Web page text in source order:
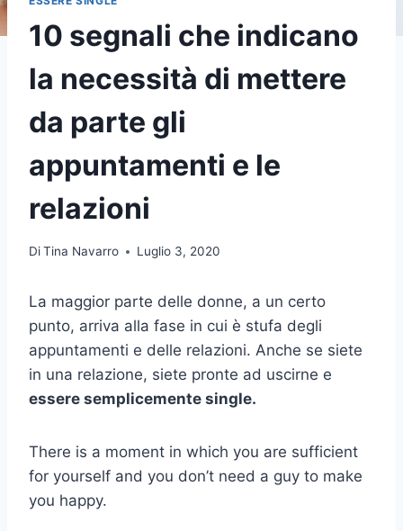
10 segnali che indicano
la necessità di mettere
da parte gli
appuntamenti e le
relazioni
DiTina Navarro Luglio 3, 2020
La maggior parte delle donne, a un certo
punto, arriva alla fase in cui è stufa degli
appuntamenti e delle relazioni. Anche se siete
in una relazione, siete pronte ad uscirne e
essere semplicemente single.
There is a moment in which you are sufficient
for yourself and you don’t need a guy to make
you happy.